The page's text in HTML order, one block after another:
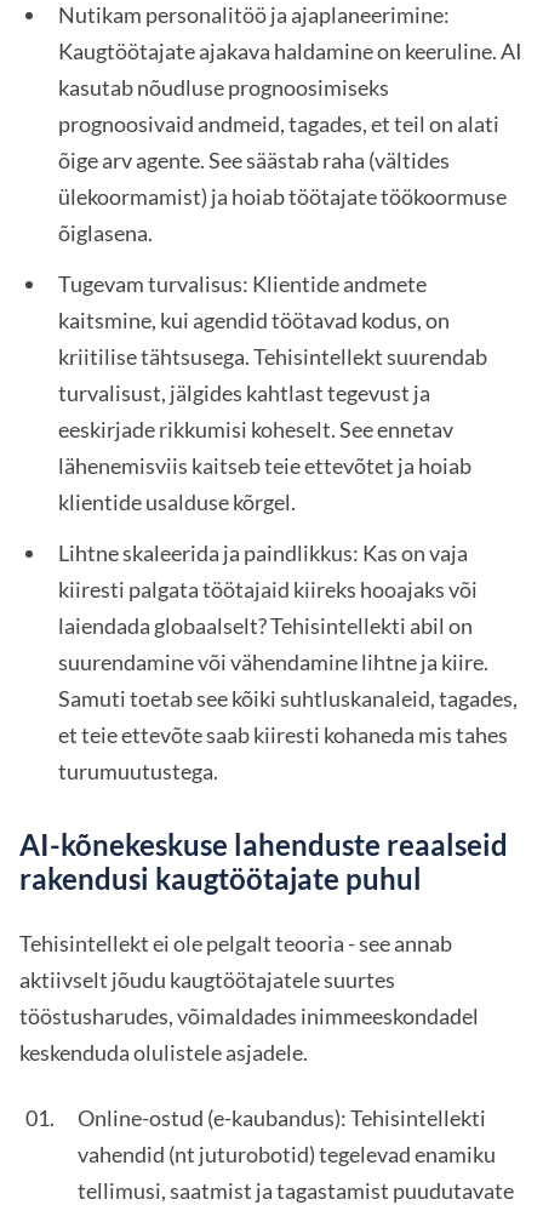
Nutikam personalitöö ja ajaplaneerimine:
Kaugtöötajate ajakava haldamine on keeruline. AI
kasutab nõudluse prognoosimiseks
prognoosivaid andmeid, tagades, et teil on alati
õige arv agente. See säästab raha (vältides
ülekoormamist) ja hoiab töötajate töökoormuse
õiglasena.
Tugevam turvalisus: Klientide andmete
kaitsmine, kui agendid töötavad kodus, on
kriitilise tähtsusega. Tehisintellekt suurendab
turvalisust, jälgides kahtlast tegevust ja
eeskirjade rikkumisi koheselt. See ennetav
lähenemisviis kaitseb teie ettevõtet ja hoiab
klientide usalduse kõrgel.
Lihtne skaleerida ja paindlikkus: Kas on vaja
kiiresti palgata töötajaid kiireks hooajaks või
laiendada globaalselt? Tehisintellekti abil on
suurendamine või vähendamine lihtne ja kiire.
Samuti toetab see kõiki suhtluskanaleid, tagades,
et teie ettevõte saab kiiresti kohaneda mis tahes
turumuutustega.
AI-kõnekeskuse lahenduste reaalseid
rakendusi kaugtöötajate puhul
Tehisintellekt ei ole pelgalt teooria - see annab
aktiivselt jõudu kaugtöötajatele suurtes
tööstusharudes, võimaldades inimmeeskondadel
keskenduda olulistele asjadele.
Online-ostud (e-kaubandus): Tehisintellekti
vahendid (nt juturobotid) tegelevad enamiku
tellimusi, saatmist ja tagastamist puudutavate